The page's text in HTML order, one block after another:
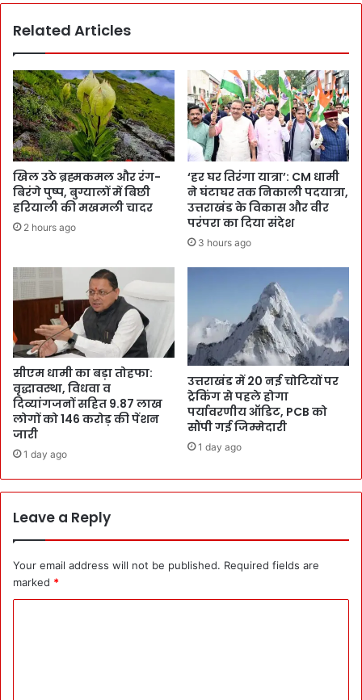
Related Articles
खिल उठे ब्रह्मकमल और रंग-
बिरंगे पुष्प, बुग्यालों में बिछी
हरियाली की मखमली चादर
2 hours ago
‘हर घर तिरंगा यात्रा’: CM धामी
ने घंटाघर तक निकाली पदयात्रा,
उत्तराखंड के विकास और वीर
परंपरा का दिया संदेश
3 hours ago
सीएम धामी का बड़ा तोहफा:
वृद्धावस्था, विधवा व
दिव्यांगजनों सहित 9.87 लाख
लोगों को 146 करोड़ की पेंशन
जारी
1 day ago
उत्तराखंड में 20 नई चोटियों पर
ट्रेकिंग से पहले होगा
पर्यावरणीय ऑडिट, PCB को
सौंपी गई जिम्मेदारी
1 day ago
Leave a Reply
Your email address will not be published. Required fields are
marked *